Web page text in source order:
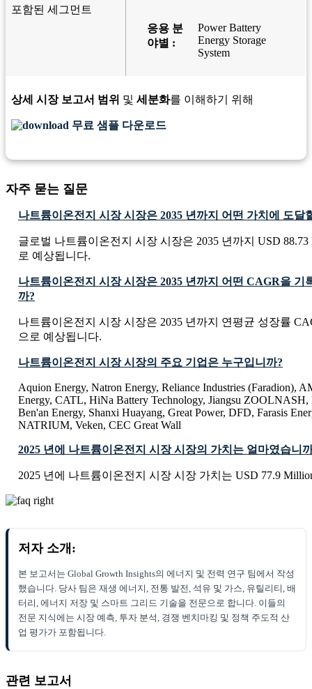
포함된 세그먼트
응용 분
야별 :
Power Battery
Energy Storage
System
상세 시장 보고서 범위 및 세분화를 이해하기 위해
무료 샘플 다운로드
자주 묻는 질문
나트륨이온전지 시장 시장은 2035 년까지 어떤 가치에 도달
글로벌 나트륨이온전지 시장 시장은 2035 년까지 USD
로 예상됩니다.
나트륨이온전지 시장 시장은 2035 년까지 어떤 CAGR을 기
까?
나트륨이온전지 시장 시장은 2035 년까지 연평균 성장률
으로 예상됩니다.
나트륨이온전지 시장 시장의 주요 기업은 누구입니까?
Aquion Energy, Natron Energy, Reliance Industries (Faradion),
Energy, CATL, HiNa Battery Technology, Jiangsu
Ben'an Energy, Shanxi Huayang, Great Power, DFD, Farasis
NATRIUM, Veken, CEC Great Wall
2025 년에 나트륨이온전지 시장 시장의 가치는 얼마였습니
2025 년에 나트륨이온전지 시장 시장 가치는 USD 77.9
저자 소개:
본 보고서는 Global Growth Insights의 에너지 및 전력 연구 팀에서 작성
했습니다. 당사 팀은 재생 에너지, 전통 발전, 석유 및 가스, 유틸리티, 배
터리, 에너지 저장 및 스마트 그리드 기술을 전문으로 합니다. 이들의
전문 지식에는 시장 예측, 투자 분석, 경쟁 벤치마킹 및 정책 주도적 산
업 평가가 포함됩니다.
관련 보고서